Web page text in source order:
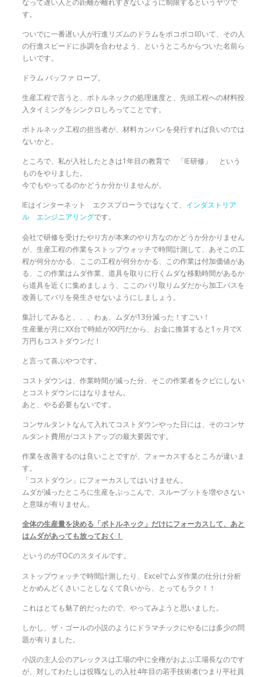
す。
ついでに一番遅い人が行進リズムのドラムをポコポコ叩いて、その人
の行進スピードに歩調を合わせよう、というところからついた名前ら
しいです。
ドラム バッファ ロープ。
生産工程で言うと、ボトルネックの処理速度と、先頭工程への材料投
入タイミングをシンクロしろってことです。
ボトルネック工程の担当者が、材料カンバンを発行すれば良いのでは
ないかと。
ところで、私が入社したときは1年目の教育で 「IE研修」 という
ものをやりました。
今でもやってるのかどうか分かりませんが。
IEはインターネット エクスプローラではなくて、 インダストリア
ル エンジニアリングです。
会社で研修を受けたやり方が本来のやり方なのかどうか分かりません
が、生産工程の作業をストップウォッチで時間計測して、あそこの工
程が何分かかる、ここの工程が何分かかる、この作業は付加価値があ
る、この作業はムダ作業、道具を取りに行くムダな移動時間があるか
ら道具を近くに集めましょう、ここのバリ取りムダだから加工パスを
改善してバリを発生させないようにしましょう。
集計してみると、、、わぁ、ムダが13分減った！すごい！
生産量が月にXX台で時給がXX円だから、お金に換算すると1ヶ月でX
万円もコストダウンだ！
と言って喜ぶやつです。
コストダウンは、作業時間が減った分、そこの作業者をクビにしない
とコストダウンにはなりません。
あと、やる必要もないです。
コンサルタントなんて入れてコストダウンやった日には、そのコンサ
ルタント費用がコストアップの最大要因です。
作業を改善するのは良いことですが、フォーカスするところが違いま
す。
「コストダウン」にフォーカスしてはいけません。
ムダが減ったところに生産をぶっこんで、スループットを増やさない
と意味が有りません。
全体の生産量を決める「ボトルネック」だけにフォーカスして、あと
はムダがあっても放っておく！
というのがTOCのスタイルです。
ストップウォッチで時間計測したり、Excelでムダ作業の仕分け分析
とかめんどくさいことしなくて良いから、とってもラク！！
これはとても魅了的だったので、やってみようと思いました。
しかし、ザ・ゴールの小説のようにドラマチックにやるには多少の問
題が有りました。
小説の主人公のアレックスは工場の中に全権がおよぶ工場長なのです
が、対してわたしは役職なしの入社4年目の若手技術者(つまり平社員